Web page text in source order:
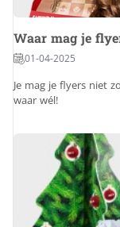
Waar mag je
01-04-2025
Je mag je flyers niet
waar wél!